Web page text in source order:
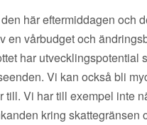
här eftermiddagen och
en vårbudget och
har utvecklingspotential
Vi kan också bli
till. Vi har till exempel inte
kring skattegränsen